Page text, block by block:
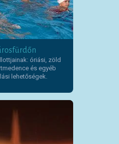
óriási, zöld
és egyéb
lehetőségek.